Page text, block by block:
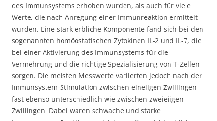
des Immunsystems erhoben wurden, als auch für viele
Werte, die nach Anregung einer Immunreaktion ermittelt
wurden. Eine stark erbliche Komponente fand sich bei den
sogenannten homöostatischen Zytokinen IL-2 und IL-7, die
bei einer Aktivierung des Immunsystems für die
Vermehrung und die richtige Spezialisierung von T-Zellen
sorgen. Die meisten Messwerte variierten jedoch nach der
Immunsystem-Stimulation zwischen eineiigen Zwillingen
fast ebenso unterschiedlich wie zwischen zweieiigen
Zwillingen. Dabei waren schwache und starke